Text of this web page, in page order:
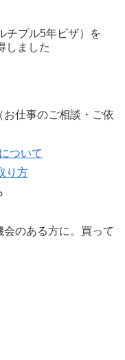
チプル5年ビザ）を
しました
お仕事のご相談・ご依
ついて
り方
のある方に。買って